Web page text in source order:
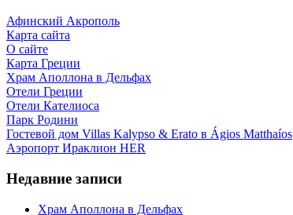
Афинский Акрополь
Карта сайта
О сайте
Карта Греции
Храм Аполлона в Дельфах
Отели Греции
Отели Кателиоса
Парк Родини
Гостевой дом Villas Kalypso & Erato в Ágios Matthaíos
Аэропорт Ираклион HER
Недавние записи
Храм Аполлона в Дельфах